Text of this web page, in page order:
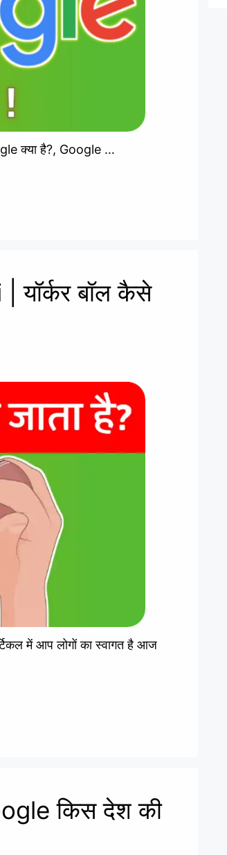
क्या है?, Google …
बॉल कैसे
में आप लोगों का स्वागत है आज
किस देश की